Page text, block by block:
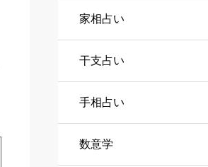
家相占い
干支占い
手相占い
数意学